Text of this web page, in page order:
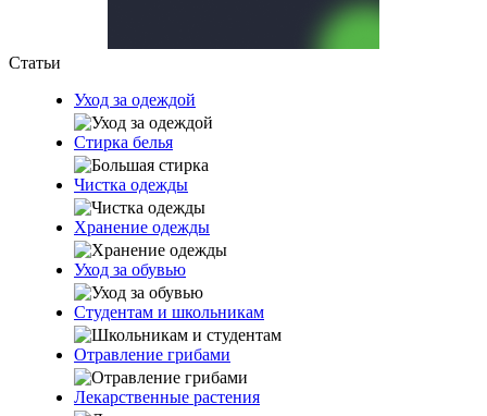
Статьи
Уход за одеждой
Стирка белья
Чистка одежды
Хранение одежды
Уход за обувью
Студентам и школьникам
Отравление грибами
Лекарственные растения